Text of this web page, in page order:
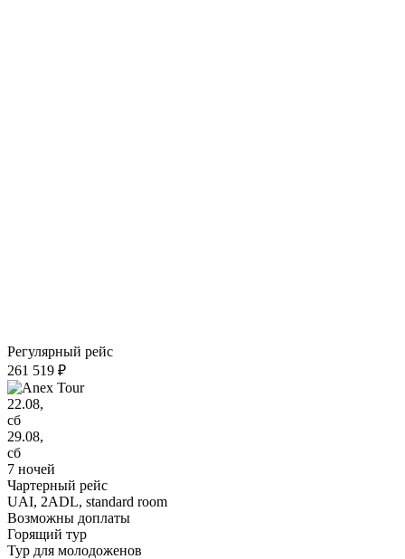
Регулярный рейс
261 519 ₽
22.08,
сб
29.08,
сб
7 ночей
Чартерный рейс
UAI, 2ADL, standard room
Возможны доплаты
Горящий тур
Тур для молодоженов